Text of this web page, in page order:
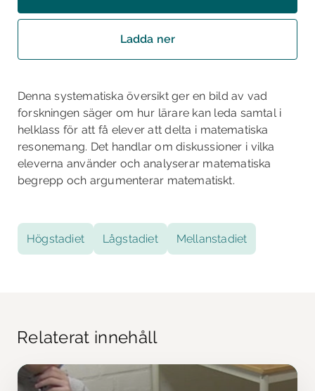
Ladda ner
Denna systematiska översikt ger en bild av vad
forskningen säger om hur lärare kan leda samtal i
helklass för att få elever att delta i matematiska
resonemang. Det handlar om diskussioner i vilka
eleverna använder och analyserar matematiska
begrepp och argumenterar matematiskt.
Högstadiet Lågstadiet Mellanstadiet
Relaterat innehåll